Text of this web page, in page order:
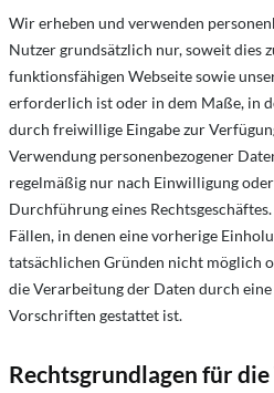
Wir erheben und verwenden
Nutzer grundsätzlich nur, soweit dies
funktionsfähigen Webseite sowie
erforderlich ist oder in dem Maße, in
durch freiwillige Eingabe zur
Verwendung personenbezogener
regelmäßig nur nach Einwilligung
Durchführung eines
Fällen, in denen eine vorherige
tatsächlichen Gründen nicht möglich
die Verarbeitung der Daten durch
Vorschriften gestattet ist.
Rechtsgrundlagen für